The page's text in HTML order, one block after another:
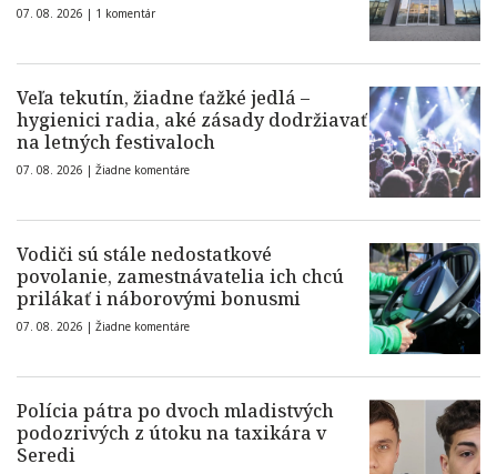
07. 08. 2026 | 1 komentár
Veľa tekutín, žiadne ťažké jedlá –
hygienici radia, aké zásady dodržiavať
na letných festivaloch
07. 08. 2026 | Žiadne komentáre
Vodiči sú stále nedostatkové
povolanie, zamestnávatelia ich chcú
prilákať i náborovými bonusmi
07. 08. 2026 | Žiadne komentáre
Polícia pátra po dvoch mladistvých
podozrivých z útoku na taxikára v
Seredi